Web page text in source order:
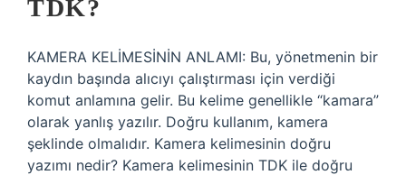
TDK?
KAMERA KELİMESİNİN ANLAMI: Bu, yönetmenin bir
kaydın başında alıcıyı çalıştırması için verdiği
komut anlamına gelir. Bu kelime genellikle “kamara”
olarak yanlış yazılır. Doğru kullanım, kamera
şeklinde olmalıdır. Kamera kelimesinin doğru
yazımı nedir? Kamera kelimesinin TDK ile doğru